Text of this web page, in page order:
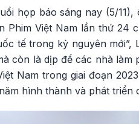
họp báo sáng nay (5/
Phim Việt Nam lần thứ 24
tế trong kỷ nguyên
còn là dịp để các nhà
Nam trong giai đoạn
hình thành và phát triển